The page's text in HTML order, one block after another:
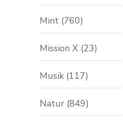
Mint (760)
Mission X (23)
Musik (117)
Natur (849)